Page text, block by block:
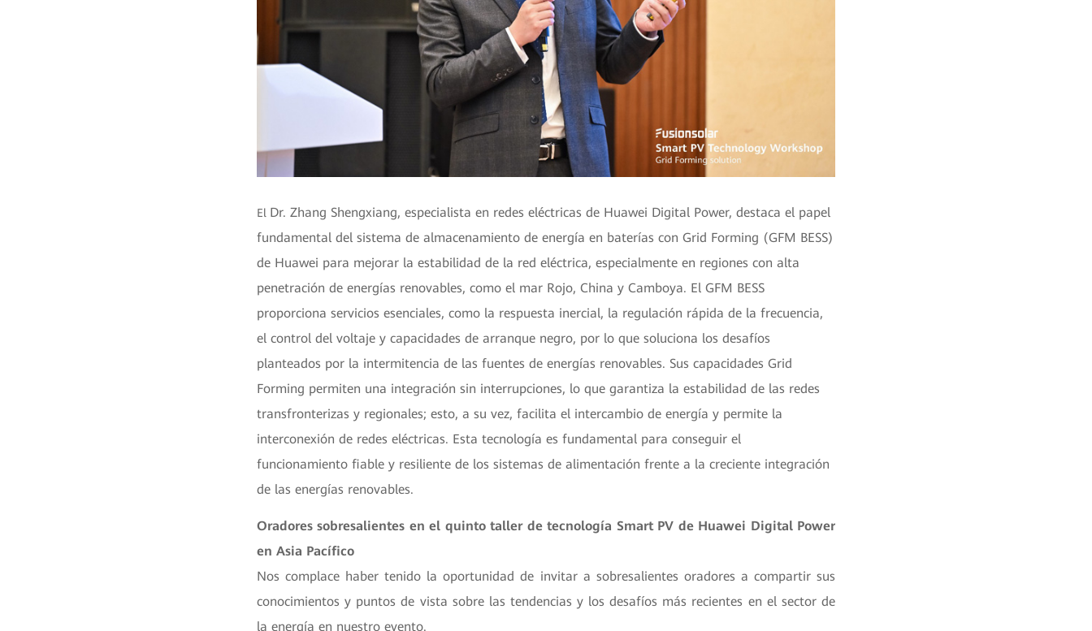
El Dr. Zhang Shengxiang, especialista en redes eléctricas de Huawei Digital Power, destaca el papel
fundamental del sistema de almacenamiento de energía en baterías con Grid Forming (GFM BESS)
de Huawei para mejorar la estabilidad de la red eléctrica, especialmente en regiones con alta
penetración de energías renovables, como el mar Rojo, China y Camboya. El GFM BESS
proporciona servicios esenciales, como la respuesta inercial, la regulación rápida de la frecuencia,
el control del voltaje y capacidades de arranque negro, por lo que soluciona los desafíos
planteados por la intermitencia de las fuentes de energías renovables. Sus capacidades Grid
Forming permiten una integración sin interrupciones, lo que garantiza la estabilidad de las redes
transfronterizas y regionales; esto, a su vez, facilita el intercambio de energía y permite la
interconexión de redes eléctricas. Esta tecnología es fundamental para conseguir el
funcionamiento fiable y resiliente de los sistemas de alimentación frente a la creciente integración
de las energías renovables.
Oradores sobresalientes en el quinto taller de tecnología Smart PV de Huawei Digital Power
en Asia Pacífico
Nos complace haber tenido la oportunidad de invitar a sobresalientes oradores a compartir sus
conocimientos y puntos de vista sobre las tendencias y los desafíos más recientes en el sector de
la energía en nuestro evento.